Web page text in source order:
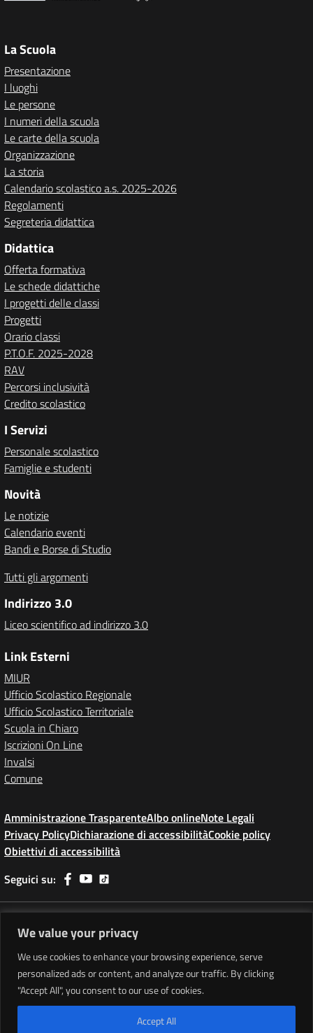
We value your privacy
We use cookies to enhance your browsing experience, serve
personalized ads or content, and analyze our traffic. By clicking
"Accept All", you consent to our use of cookies.
Accept All
La Scuola
Presentazione
I luoghi
Le persone
I numeri della scuola
Le carte della scuola
Organizzazione
La storia
Calendario scolastico a.s. 2025-2026
Regolamenti
Segreteria didattica
Didattica
Offerta formativa
Le schede didattiche
I progetti delle classi
Progetti
Orario classi
P.T.O.F. 2025-2028
RAV
Percorsi inclusività
Credito scolastico
I Servizi
Personale scolastico
Famiglie e studenti
Novità
Le notizie
Calendario eventi
Bandi e Borse di Studio
Tutti gli argomenti
Indirizzo 3.0
Liceo scientifico ad indirizzo 3.0
Link Esterni
MIUR
Ufficio Scolastico Regionale
Ufficio Scolastico Territoriale
Scuola in Chiaro
Iscrizioni On Line
Invalsi
Comune
Amministrazione TrasparenteAlbo onlineNote Legali
Privacy PolicyDichiarazione di accessibilitàCookie policy
Obiettivi di accessibilità
Seguici su:
Centralino:+39 187 610831 Email:
Posta elettronica certificata (PEC):spis01100v@pec.istruzione.it
Codice fiscale: 90029230118
Codice meccanografico:SPIS01100V
Codice unico di fatturazione (CUF): UFELN7